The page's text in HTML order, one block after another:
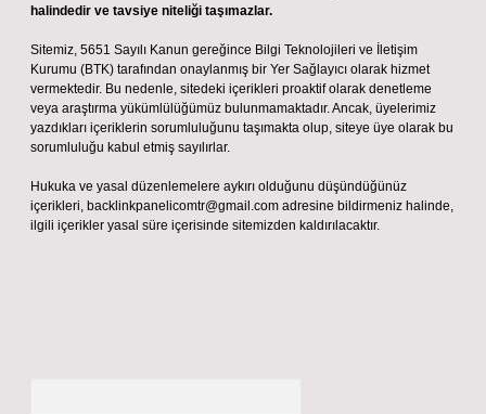
halindedir ve tavsiye niteliği taşımazlar.
Sitemiz, 5651 Sayılı Kanun gereğince Bilgi Teknolojileri ve İletişim
Kurumu (BTK) tarafından onaylanmış bir Yer Sağlayıcı olarak hizmet
vermektedir. Bu nedenle, sitedeki içerikleri proaktif olarak denetleme
veya araştırma yükümlülüğümüz bulunmamaktadır. Ancak, üyelerimiz
yazdıkları içeriklerin sorumluluğunu taşımakta olup, siteye üye olarak bu
sorumluluğu kabul etmiş sayılırlar.
Hukuka ve yasal düzenlemelere aykırı olduğunu düşündüğünüz
içerikleri, backlinkpanelicomtr@gmail.com adresine bildirmeniz halinde,
ilgili içerikler yasal süre içerisinde sitemizden kaldırılacaktır.